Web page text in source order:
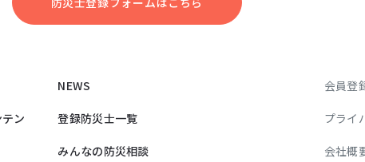
ン
NEWS
登録防災士一覧
みんなの防災相談
会員登
プライ
会社概